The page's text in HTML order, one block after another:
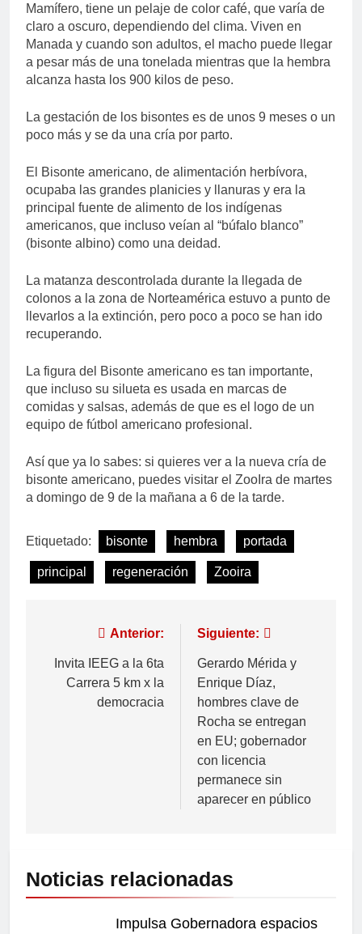
Mamífero, tiene un pelaje de color café, que varía de
claro a oscuro, dependiendo del clima. Viven en
Manada y cuando son adultos, el macho puede llegar
a pesar más de una tonelada mientras que la hembra
alcanza hasta los 900 kilos de peso.
La gestación de los bisontes es de unos 9 meses o un
poco más y se da una cría por parto.
El Bisonte americano, de alimentación herbívora,
ocupaba las grandes planicies y llanuras y era la
principal fuente de alimento de los indígenas
americanos, que incluso veían al “búfalo blanco”
(bisonte albino) como una deidad.
La matanza descontrolada durante la llegada de
colonos a la zona de Norteamérica estuvo a punto de
llevarlos a la extinción, pero poco a poco se han ido
recuperando.
La figura del Bisonte americano es tan importante,
que incluso su silueta es usada en marcas de
comidas y salsas, además de que es el logo de un
equipo de fútbol americano profesional.
Así que ya lo sabes: si quieres ver a la nueva cría de
bisonte americano, puedes visitar el ZooIra de martes
a domingo de 9 de la mañana a 6 de la tarde.
Etiquetado: bisonte hembra portada
principal regeneración Zooira
Anterior:
Invita IEEG a la 6ta
Carrera 5 km x la
democracia
Siguiente:
Gerardo Mérida y
Enrique Díaz,
hombres clave de
Rocha se entregan
en EU; gobernador
con licencia
permanece sin
aparecer en público
Noticias relacionadas
Impulsa Gobernadora espacios